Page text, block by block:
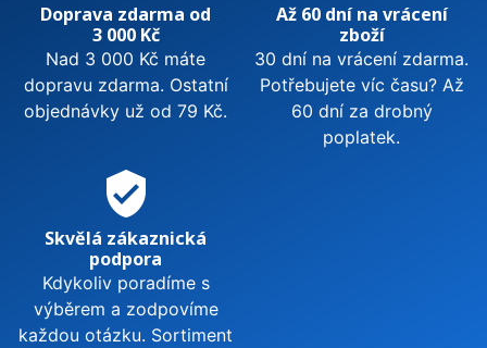
Doprava zdarma od
3 000 Kč
Nad 3 000 Kč máte
dopravu zdarma. Ostatní
objednávky už od 79 Kč.
Až 60 dní na vrácení
zboží
30 dní na vrácení zdarma.
Potřebujete víc času? Až
60 dní za drobný
poplatek.
verified_user
Skvělá zákaznická
podpora
Kdykoliv poradíme s
výběrem a zodpovíme
každou otázku. Sortiment